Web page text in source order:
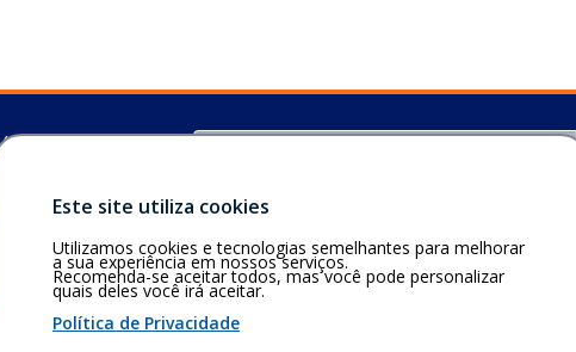
79.004-311,
Buscar
de cookies
Este site utiliza cookies
Utilizamos cookies e tecnologias semelhantes para melhorar
a sua experiência em nossos serviços.
Recomenda-se aceitar todos, mas você pode personalizar
quais deles você irá aceitar.
Política de Privacidade